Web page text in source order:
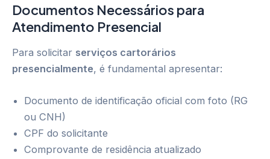
Documentos Necessários para
Atendimento Presencial
Para solicitar serviços cartorários
presencialmente, é fundamental apresentar:
Documento de identificação oficial com foto (RG
ou CNH)
CPF do solicitante
Comprovante de residência atualizado